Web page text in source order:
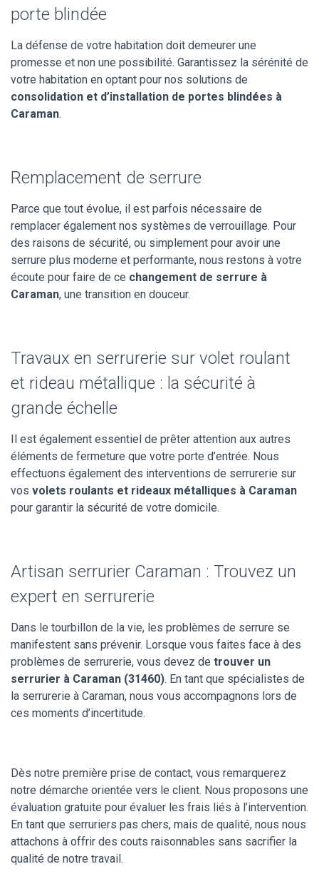
porte blindée
La défense de votre habitation doit demeurer une
promesse et non une possibilité. Garantissez la sérénité de
votre habitation en optant pour nos solutions de
consolidation et d’installation de portes blindées à
Caraman.
Remplacement de serrure
Parce que tout évolue, il est parfois nécessaire de
remplacer également nos systèmes de verrouillage. Pour
des raisons de sécurité, ou simplement pour avoir une
serrure plus moderne et performante, nous restons à votre
écoute pour faire de ce changement de serrure à
Caraman, une transition en douceur.
Travaux en serrurerie sur volet roulant
et rideau métallique : la sécurité à
grande échelle
Il est également essentiel de prêter attention aux autres
éléments de fermeture que votre porte d’entrée. Nous
effectuons également des interventions de serrurerie sur
vos volets roulants et rideaux métalliques à Caraman
pour garantir la sécurité de votre domicile.
Artisan serrurier Caraman : Trouvez un
expert en serrurerie
Dans le tourbillon de la vie, les problèmes de serrure se
manifestent sans prévenir. Lorsque vous faites face à des
problèmes de serrurerie, vous devez de trouver un
serrurier à Caraman (31460). En tant que spécialistes de
la serrurerie à Caraman, nous vous accompagnons lors de
ces moments d’incertitude.
Dès notre première prise de contact, vous remarquerez
notre démarche orientée vers le client. Nous proposons une
évaluation gratuite pour évaluer les frais liés à l’intervention.
En tant que serruriers pas chers, mais de qualité, nous nous
attachons à offrir des couts raisonnables sans sacrifier la
qualité de notre travail.